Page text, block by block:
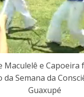
Maculelê e Capoeira
Semana da
Guaxupé